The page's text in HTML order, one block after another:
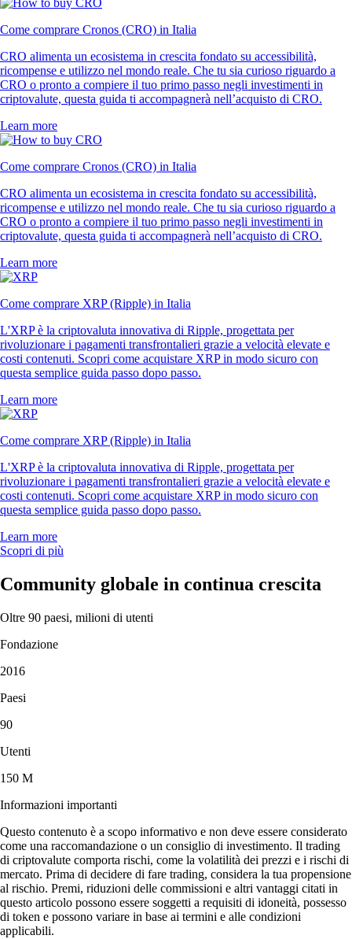
Come comprare Cronos (CRO) in Italia
CRO alimenta un ecosistema in crescita fondato su accessibilità,
ricompense e utilizzo nel mondo reale. Che tu sia curioso riguardo a
CRO o pronto a compiere il tuo primo passo negli investimenti in
criptovalute, questa guida ti accompagnerà nell’acquisto di CRO.
Learn more
Come comprare Cronos (CRO) in Italia
CRO alimenta un ecosistema in crescita fondato su accessibilità,
ricompense e utilizzo nel mondo reale. Che tu sia curioso riguardo a
CRO o pronto a compiere il tuo primo passo negli investimenti in
criptovalute, questa guida ti accompagnerà nell’acquisto di CRO.
Learn more
Come comprare XRP (Ripple) in Italia
L'XRP è la criptovaluta innovativa di Ripple, progettata per
rivoluzionare i pagamenti transfrontalieri grazie a velocità elevate e
costi contenuti. Scopri come acquistare XRP in modo sicuro con
questa semplice guida passo dopo passo.
Learn more
Come comprare XRP (Ripple) in Italia
L'XRP è la criptovaluta innovativa di Ripple, progettata per
rivoluzionare i pagamenti transfrontalieri grazie a velocità elevate e
costi contenuti. Scopri come acquistare XRP in modo sicuro con
questa semplice guida passo dopo passo.
Learn more
Scopri di più
Community globale in continua crescita
Oltre 90 paesi, milioni di utenti
Fondazione
2016
Paesi
90
Utenti
150 M
Informazioni importanti
Questo contenuto è a scopo informativo e non deve essere considerato
come una raccomandazione o un consiglio di investimento. Il trading
di criptovalute comporta rischi, come la volatilità dei prezzi e i rischi di
mercato. Prima di decidere di fare trading, considera la tua propensione
al rischio. Premi, riduzioni delle commissioni e altri vantaggi citati in
questo articolo possono essere soggetti a requisiti di idoneità, possesso
di token e possono variare in base ai termini e alle condizioni
applicabili.